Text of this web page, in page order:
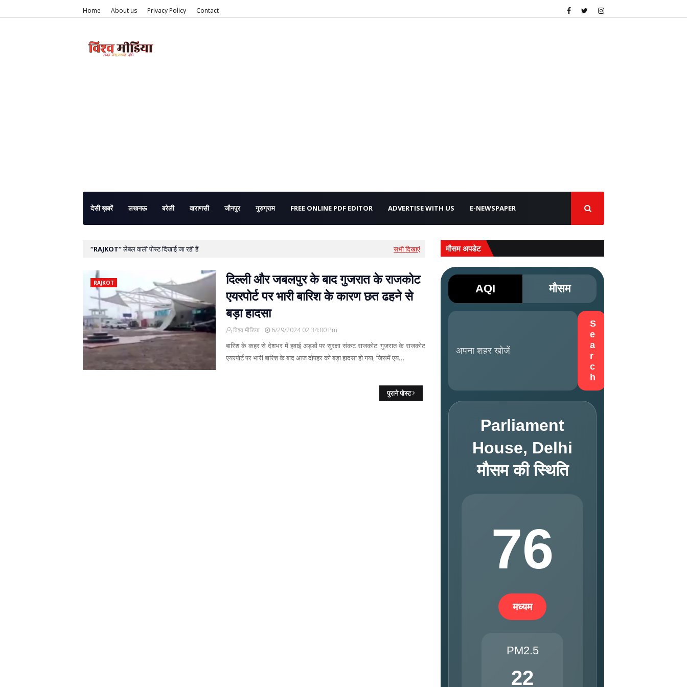
Home About us Privacy Policy Contact
देसी ख़बरें लखनऊ बरेली वाराणसी जौनपुर गुरुग्राम FREE ONLINE PDF EDITOR ADVERTISE WITH US E-NEWSPAPER
RAJKOT लेबल वाली पोस्ट दिखाई जा रही हैं सभी दिखाएं
RAJKOT
दिल्ली और जबलपुर के बाद गुजरात के राजकोट
एयरपोर्ट पर भारी बारिश के कारण छत ढहने से
बड़ा हादसा
विश्व मीडिया 6/29/2024 02:34:00 Pm
बारिश के कहर से देशभर में हवाई अड्डों पर सुरक्षा संकट राजकोट: गुजरात के राजकोट
एयरपोर्ट पर भारी बारिश के बाद आज दोपहर को बड़ा हादसा हो गया, जिसमें एय…
पुराने पोस्ट
मौसम अपडेट
AQI मौसम
S
e
a
r
c
h
Parliament
House, Delhi
मौसम की स्थिति
76
मध्यम
PM2.5
22